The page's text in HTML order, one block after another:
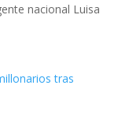
nacional Luisa